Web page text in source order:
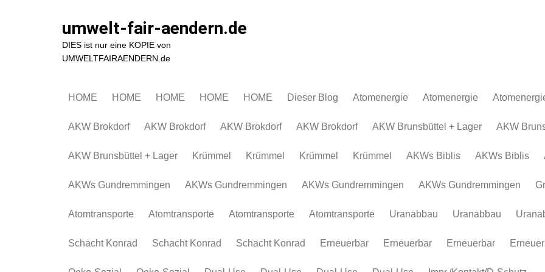
umwelt-fair-aendern.de
DIES ist nur eine KOPIE von
UMWELTFAIRAENDERN.de
HOME HOME HOME HOME HOME Dieser Blog Atomenergie
Atomkraftwerke
AKW
Krümmel
AKWs Biblis
Atomenergie
Atomkraftwerke
Atommüll
Rohstoffe und Konflikte
Atommüll
Rohstoffe
AKW Brokdorf AKW Brokdorf AKW Brokdorf AKW Brokdorf AKW Brunsbüttel + Lager AKW
AKW Brunsbüttel + Lager Krümmel Krümmel Krümmel Krümmel AKWs Biblis AKWs Biblis
AKWs Gundremmingen AKWs Gundremmingen AKWs Gundremmingen AKWs Gundremmingen
Atomtransporte Atomtransporte Atomtransporte Atomtransporte Uranabbau Uranabbau
Schacht Konrad Schacht Konrad Schacht Konrad Erneuerbar Erneuerbar Erneuerbar